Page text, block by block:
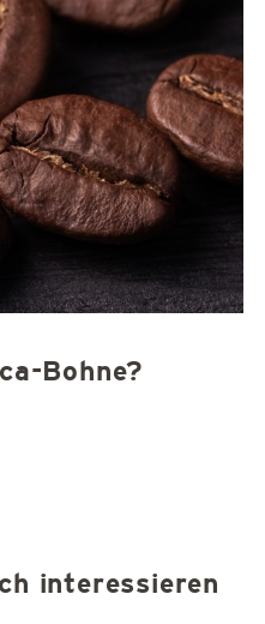
Bohne?
interessieren